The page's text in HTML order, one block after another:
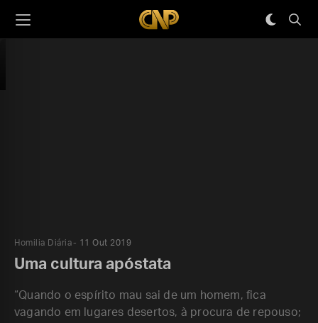
Homilia Diária 11 Out 2019
Uma cultura apóstata
“Quando o espírito mau sai de um homem, fica
vagando em lugares desertos, à procura de repouso;